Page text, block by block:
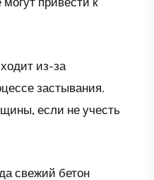
из-за
застывания.
если не учесть
свежий бетон